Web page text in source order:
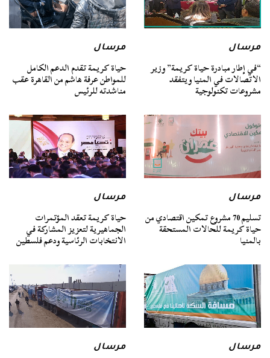
مرسال
“في إطار مبادرة حياة كريمة” وزير
الاتصالات في المنيا ويتفقد
مشروعات تكنولوجية
مرسال
حياة كريمة تقدم الدعم الكامل
للمواطن عرفة هاشم من القاهرة عقب
مناشدته للرئيس
مرسال
تسليم 70 مشروع تمكين اقتصادي من
حياة كريمة للحالات المستحقة
بالمنيا
مرسال
حياة كريمة تعقد المؤتمرات
الجماهيرية لتعزيز المشاركة في
الانتخابات الرئاسية ودعم فلسطين
مرسال مرسال